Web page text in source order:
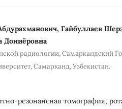
Гайбуллаев
Дониёровна
радиологии, Самаркандский
Самарканд, Узбекистан.
резонансная томография;